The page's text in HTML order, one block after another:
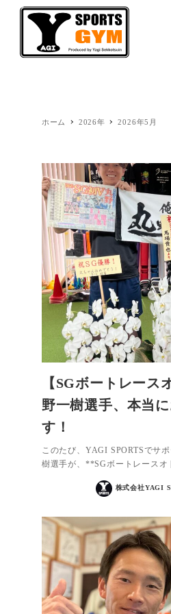
ホーム 2026年 2026年5月
【SGボートレース
野一樹選手、本当
す！
このたび、YAGI SPORTSでサ
樹選手が、**SGボートレース
株式会社YAGI